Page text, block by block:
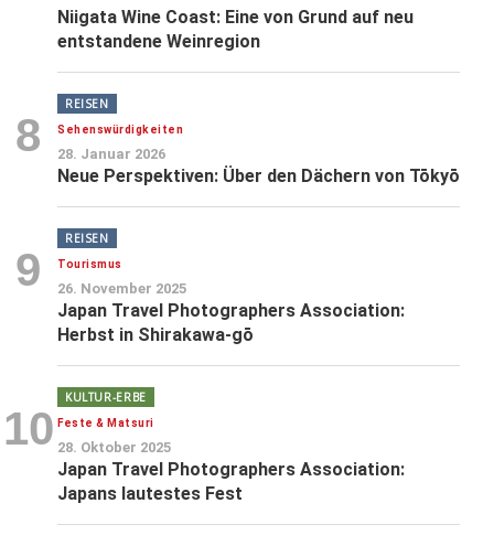
Niigata Wine Coast: Eine von Grund auf neu
entstandene Weinregion
8
REISEN
Sehenswürdigkeiten
28. Januar 2026
Neue Perspektiven: Über den Dächern von Tōkyō
9
REISEN
Tourismus
26. November 2025
Japan Travel Photographers Association:
Herbst in Shirakawa-gō
10
KULTUR-ERBE
Feste & Matsuri
28. Oktober 2025
Japan Travel Photographers Association:
Japans lautestes Fest